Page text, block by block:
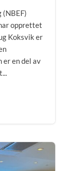
(NBEF)
opprettet
Koksvik er
en del av